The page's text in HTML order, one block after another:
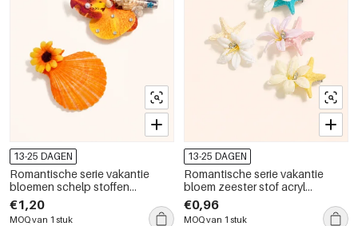
13-25 DAGEN
Romantische serie vakantie
bloemen schelp stoffen
haarclips
€1,20
MOQ van 1 stuk
13-25 DAGEN
Romantische serie vakantie
bloem zeester stof acryl
haarclips
€0,96
MOQ van 1 stuk